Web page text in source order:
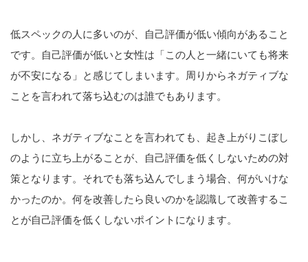
低スペックの人に多いのが、自己評価が低い傾向があること
です。自己評価が低いと女性は「この人と一緒にいても将来
が不安になる」と感じてしまいます。周りからネガティブな
ことを言われて落ち込むのは誰でもあります。
しかし、ネガティブなことを言われても、起き上がりこぼし
のように立ち上がることが、自己評価を低くしないための対
策となります。それでも落ち込んでしまう場合、何がいけな
かったのか。何を改善したら良いのかを認識して改善するこ
とが自己評価を低くしないポイントになります。